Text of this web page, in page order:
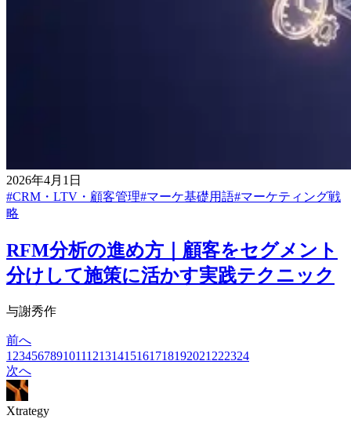
2026年4月1日
#CRM・LTV・顧客管理#マーケ基礎用語#マーケティング戦
略
RFM分析の進め方｜顧客をセグメント
分けして施策に活かす実践テクニック
与謝秀作
前へ
1 23456789101112131415161718192021 222324
次へ
Xtrategy